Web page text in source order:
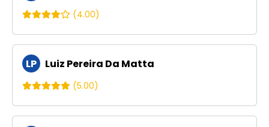
(4.00)
LP Luiz Pereira Da Matta
(5.00)